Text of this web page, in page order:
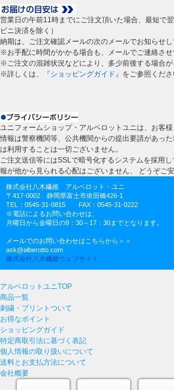
営業日の午前11時までにご注文頂いた場合、最短で
ビニ決済を除く）
納期は、ご注文確認メールの次のメールでお知らせし
※お手配に時間がかかる場合も、メールでご連絡させ
※ご注文の混雑状況などにより、多少前後する場合
※詳しくは、
『ショッピングガイド』 をご参照くださ
ユニフォームショップ・アルベロットユニは、お客
情報は警察機関等、公共機関からの提出要請があっ
は利用することは一切ございません。
ご注文送信等にはSSLで暗号化するシステムを採用
報が他から見られる心配はございません、 どうぞご
株式会社八木繊維 アルベロット・ユニ
〒417-0002 静岡県富士市依田橋426-1
TEL：0545-31-0815 FAX：0545-31-0222
※電話によるお問い合わせは、
月曜日から金曜日の9：30～17：30までとなります。
メールでのお問い合わせはこちらから＞＞
ask@alberotto.com
株式会社八木繊維ウェブサイト
アルベロットユニTOP
商品一覧
刺繍・プリントついて
お得なポイント
ショッピングガイド
特定商取引法に基づく表記
個人情報の取り扱いについて
送料とお支払方法について
会社概要